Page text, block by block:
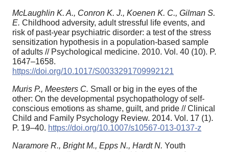
McLaughlin K. A., Conron K. J., Koenen K. C., Gilman S.
E. Childhood adversity, adult stressful life events, and
risk of past-year psychiatric disorder: a test of the stress
sensitization hypothesis in a population-based sample
of adults // Psychological medicine. 2010. Vol. 40 (10). P.
1647–1658.
https://doi.org/10.1017/S0033291709992121
Muris P., Meesters C. Small or big in the eyes of the
other: On the developmental psychopathology of self-
conscious emotions as shame, guilt, and pride // Clinical
Child and Family Psychology Review. 2014. Vol. 17 (1).
P. 19–40. https://doi.org/10.1007/s10567-013-0137-z
Naramore R., Bright M., Epps N., Hardt N. Youth